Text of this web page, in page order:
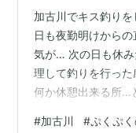
加古川でキス釣り
日も夜勤明けから
気が… 次の日も休
理して釣りを行っ
何か休憩出来る所…
湯 やはり湯に浸か
#加古川 #ぷくぷ